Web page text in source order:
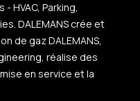
HVAC, Parking,
DALEMANS crée et
de gaz DALEMANS,
réalise des
en service et la